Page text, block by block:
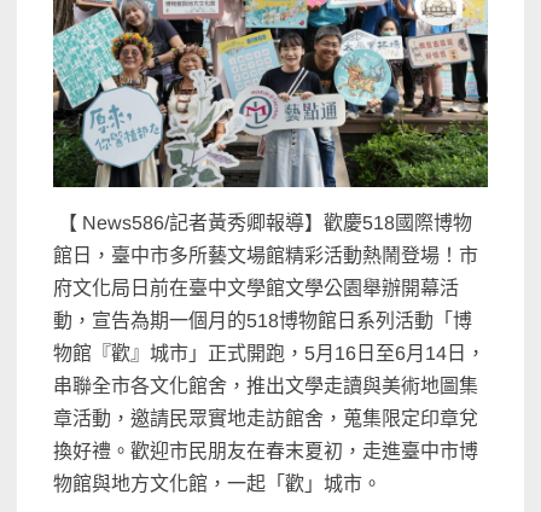
【 News586/記者黃秀卿報導】歡慶518國際博物
館日，臺中市多所藝文場館精彩活動熱鬧登場！市
府文化局日前在臺中文學館文學公園舉辦開幕活
動， 宣告為期一個月的518博物館日系列活動「博
物館『歡』城市」 正式開跑，5月16日至6月14日，
串聯全市各文化館舍，推出文學走讀與美術地圖集
章活動，邀請民眾實地走訪館舍， 蒐集限定印章兌
換好禮。歡迎市民朋友在春末夏初， 走進臺中市博
物館與地方文化館，一起「歡」城市。